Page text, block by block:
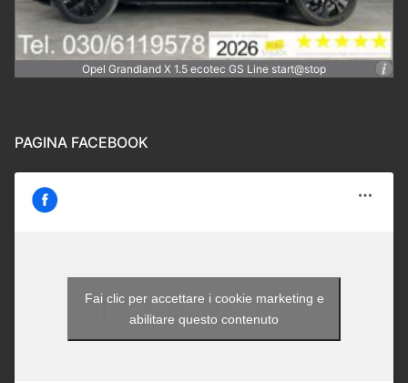
Opel Grandland X 1.5 ecotec GS Line start@stop
PAGINA FACEBOOK
Autocom - Brescia
Fai clic per accettare i cookie marketing e
abilitare questo contenuto